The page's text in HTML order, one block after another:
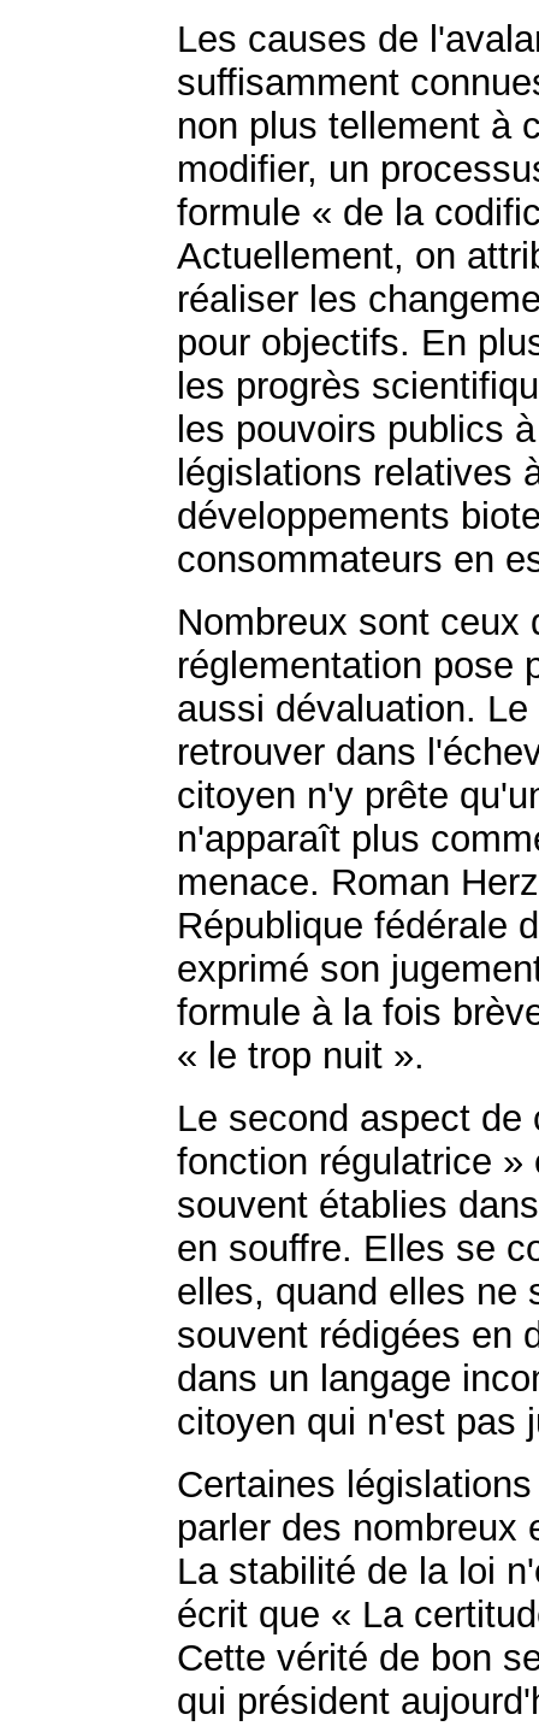
Les causes de
suffisamment
non plus tellement à
modifier, un
formule « de la
Actuellement, on
réaliser les
pour objectifs. En
les progrès
les pouvoirs publics
législations relatives
développements
consommateurs en
Nombreux sont ceux
réglementation pose
aussi dévaluation.
retrouver dans
citoyen n'y prête
n'apparaît plus
menace. Roman
République fédérale
exprimé son
formule à la fois
« le trop nuit ».
Le second aspect
fonction régulatrice
souvent établies
en souffre. Elles se
elles, quand elles ne
souvent rédigées en
dans un langage
citoyen qui n'est pas
Certaines
parler des nombreux
La stabilité de la loi
écrit que « La
Cette vérité de bon
qui président